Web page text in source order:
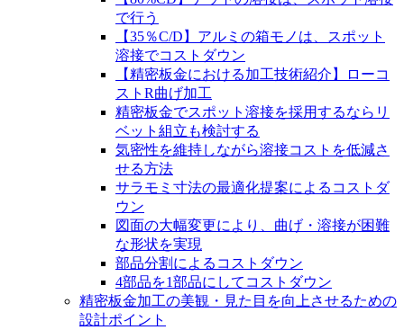
で行う
【35％C/D】アルミの箱モノは、スポット
溶接でコストダウン
【精密板金における加工技術紹介】ローコ
ストR曲げ加工
精密板金でスポット溶接を採用するならリ
ベット組立も検討する
気密性を維持しながら溶接コストを低減さ
せる方法
サラモミ寸法の最適化提案によるコストダ
ウン
図面の大幅変更により、曲げ・溶接が困難
な形状を実現
部品分割によるコストダウン
4部品を1部品にしてコストダウン
精密板金加工の美観・見た目を向上させるための
設計ポイント